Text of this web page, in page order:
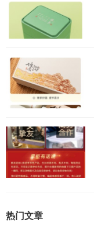
热门文章